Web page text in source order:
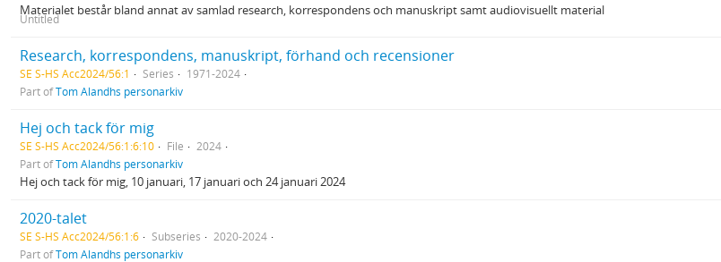
Materialet består bland annat av samlad research, korrespondens och manuskript samt audiovisuellt material
Untitled
Research, korrespondens, manuskript, förhand och recensioner
SE S-HS Acc2024/56:1 Series
1971-2024
Part ofTom Alandhs personarkiv
Hej och tack för mig
SE S-HS Acc2024/56:1:6:10 File
2024
Part ofTom Alandhs personarkiv
Hej och tack för mig, 10 januari, 17 januari och 24 januari 2024
2020-talet
SE S-HS Acc2024/56:1:6 Subseries
2020-2024
Part ofTom Alandhs personarkiv